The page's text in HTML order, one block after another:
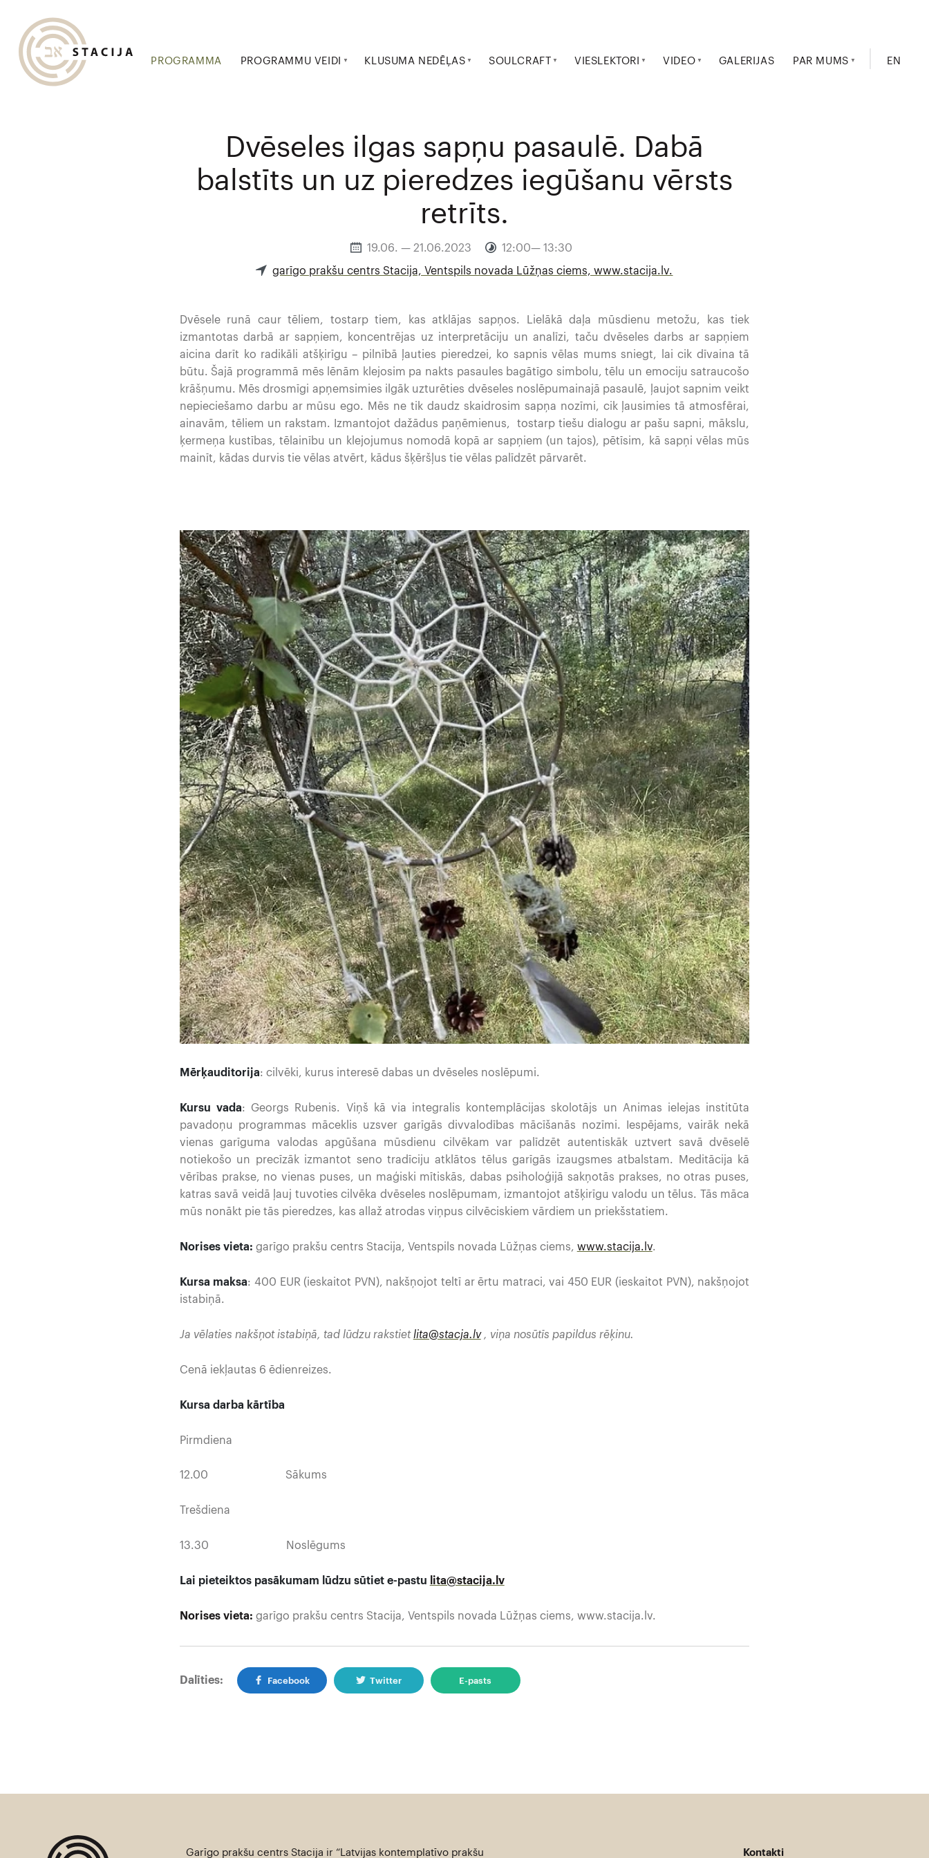
EN
PROGRAMMA PROGRAMMU VEIDI KLUSUMA NEDĒĻAS SOULCRAFT VIESLEKTORI VIDEO GALERIJAS PAR MUMS
Dvēseles ilgas sapņu pasaulē. Dabā
balstīts un uz pieredzes iegūšanu vērsts
retrīts.
19.06. — 21.06.2023 12:00— 13:30
garīgo prakšu centrs Stacija, Ventspils novada Lūžņas ciems, www.stacija.lv.
Dvēsele runā caur tēliem, tostarp tiem, kas atklājas sapņos. Lielākā daļa mūsdienu metožu, kas tiek
izmantotas darbā ar sapņiem, koncentrējas uz interpretāciju un analīzi, taču dvēseles darbs ar sapņiem
aicina darīt ko radikāli atšķirīgu – pilnībā ļauties pieredzei, ko sapnis vēlas mums sniegt, lai cik dīvaina tā
būtu. Šajā programmā mēs lēnām klejosim pa nakts pasaules bagātīgo simbolu, tēlu un emociju satraucošo
krāšņumu. Mēs drosmīgi apņemsimies ilgāk uzturēties dvēseles noslēpumainajā pasaulē, ļaujot sapnim veikt
nepieciešamo darbu ar mūsu ego. Mēs ne tik daudz skaidrosim sapņa nozīmi, cik ļausimies tā atmosfērai,
ainavām, tēliem un rakstam. Izmantojot dažādus paņēmienus, tostarp tiešu dialogu ar pašu sapni, mākslu,
ķermeņa kustības, tēlainību un klejojumus nomodā kopā ar sapņiem (un tajos), pētīsim, kā sapņi vēlas mūs
mainīt, kādas durvis tie vēlas atvērt, kādus šķēršļus tie vēlas palīdzēt pārvarēt.
Mērķauditorija: cilvēki, kurus interesē dabas un dvēseles noslēpumi.
Kursu vada: Georgs Rubenis. Viņš kā via integralis kontemplācijas skolotājs un Animas ielejas institūta
pavadoņu programmas māceklis uzsver garīgās divvalodības mācīšanās nozīmi. Iespējams, vairāk nekā
vienas garīguma valodas apgūšana mūsdienu cilvēkam var palīdzēt autentiskāk uztvert savā dvēselē
notiekošo un precīzāk izmantot seno tradīciju atklātos tēlus garīgās izaugsmes atbalstam. Meditācija kā
vērības prakse, no vienas puses, un maģiski mītiskās, dabas psiholoģijā sakņotās prakses, no otras puses,
katras savā veidā ļauj tuvoties cilvēka dvēseles noslēpumam, izmantojot atšķirīgu valodu un tēlus. Tās māca
mūs nonākt pie tās pieredzes, kas allaž atrodas viņpus cilvēciskiem vārdiem un priekšstatiem.
Norises vieta: garīgo prakšu centrs Stacija, Ventspils novada Lūžņas ciems, www.stacija.lv.
Kursa maksa: 400 EUR (ieskaitot PVN), nakšņojot teltī ar ērtu matraci, vai 450 EUR (ieskaitot PVN), nakšņojot
istabiņā.
Ja vēlaties nakšņot istabiņā, tad lūdzu rakstiet lita@stacja.lv, viņa nosūtīs papildus rēķinu.
Cenā iekļautas 6 ēdienreizes.
Kursa darba kārtība
Pirmdiena
12.00 Sākums
Trešdiena
13.30 Noslēgums
Lai pieteiktos pasākumam lūdzu sūtiet e-pastu lita@stacija.lv
Norises vieta: garīgo prakšu centrs Stacija, Ventspils novada Lūžņas ciems, www.stacija.lv.
Dalīties: Facebook Twitter E-pasts
Garīgo prakšu centrs Stacija ir “Latvijas kontemplatīvo prakšu Kontakti